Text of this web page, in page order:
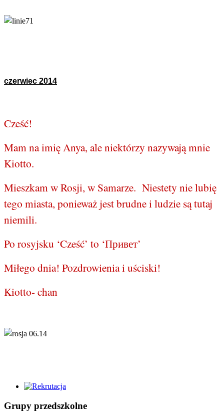
czerwiec 2014
Cześć!
Mam na imię Anya, ale niektórzy nazywają mnie
Kiotto.
Mieszkam w Rosji, w Samarze. Niestety nie lubię
tego miasta, ponieważ jest brudne i ludzie są tutaj
niemili.
Po rosyjsku ‘Cześć’ to ‘Привет’
Miłego dnia! Pozdrowienia i uściski!
Kiotto- chan
Grupy przedszkolne